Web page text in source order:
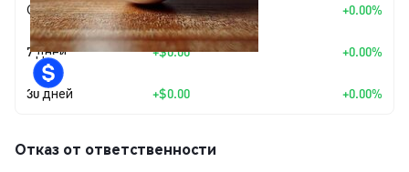
Сегодня +$0.00 +0.00%
7 дней +$0.00 +0.00%
30 дней +$0.00 +0.00%
Отказ от ответственности